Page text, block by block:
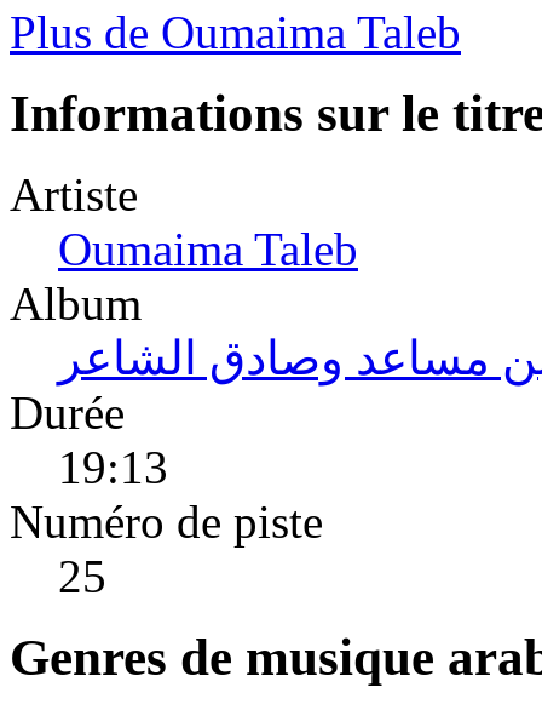
Plus de Oumaima Taleb
Informations sur le
Artiste
Oumaima Taleb
Album
بن مساعد وصادق الشاعر
Durée
19:13
Numéro de piste
25
Genres de musique